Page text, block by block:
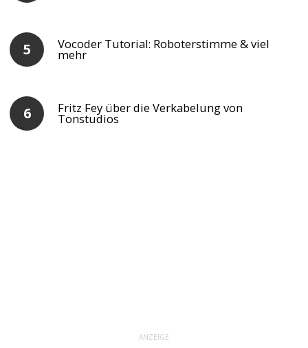
Vocoder Tutorial: Roboterstimme & viel
mehr
Fritz Fey über die Verkabelung von
Tonstudios
ANZEIGE